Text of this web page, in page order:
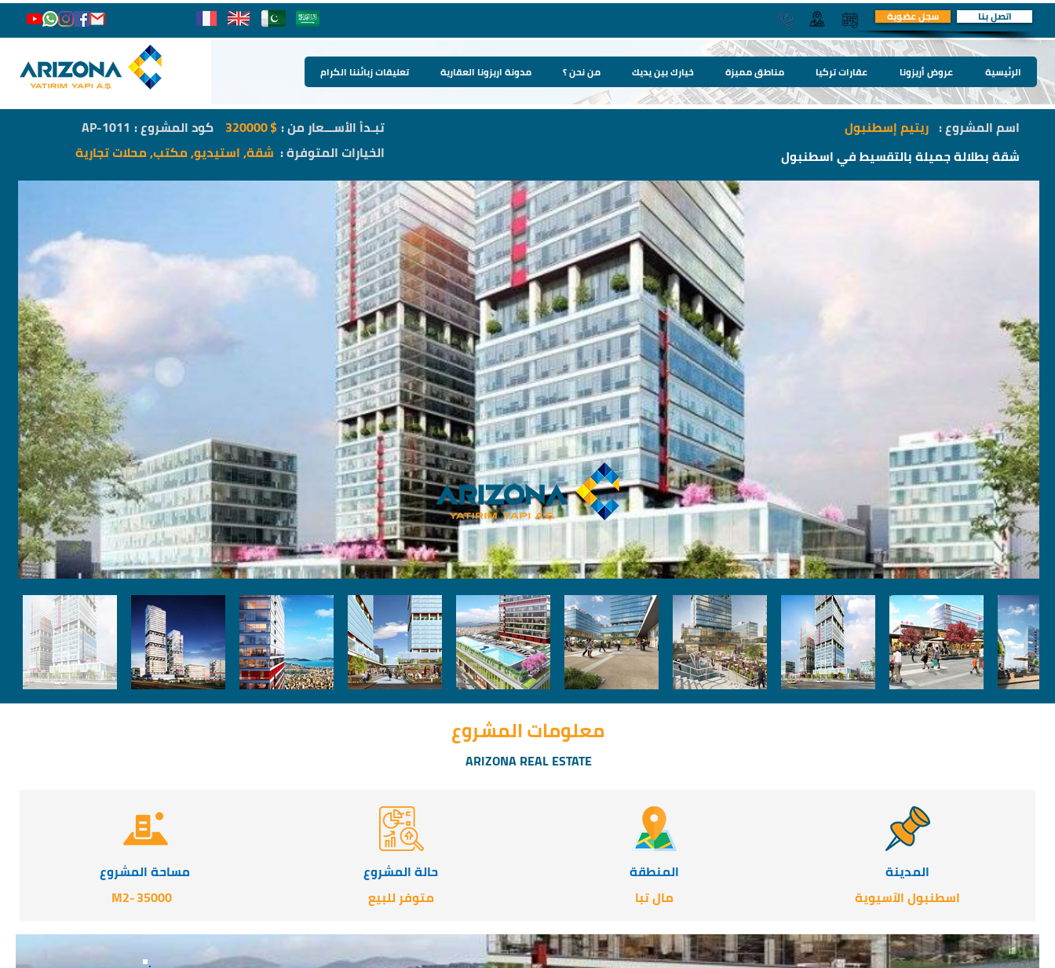
سجل عضوية اتصل بنا
الرئيسية عروض أريزونا عقارات تركيا مناطق مميزة خيارك بين يديك من نحن ؟ مدونة اريزونا العقارية تعليقات زبائننا الكرام
AP-1011 كود المشروع : 320000 تبـدأ الأســـعار من : $
شقة, استيديو, مكتب, محلات تجارية الخيارات المتوفرة :
ريتيم إسطنبول اسم المشروع :
شقة بطلالة جميلة بالتقسيط في اسطنبول
معلومات المشروع
ARIZONA REAL ESTATE
مساحة المشروع
-M235000
حالة المشروع
متوفر للبيع
المنطقة
مال تبا
المدينة
اسطنبول الآسيوية